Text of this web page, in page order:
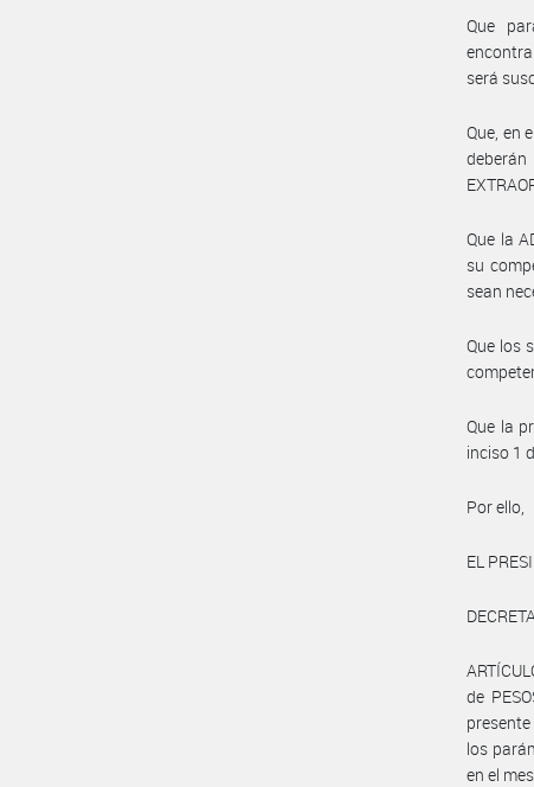
Que
será
Que, en
Que la
su
sean
Que los
Que la
inciso 1
Por ello,
EL
de
los
en el